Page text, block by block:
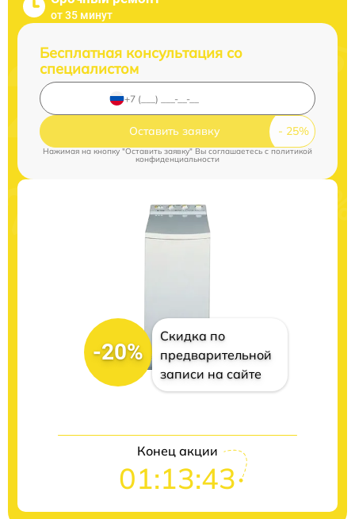
от 35 минут
Бесплатная консультация со
специалистом
Оставить заявку
Нажимая на кнопку "Оставить заявку" Вы соглашаетесь cполитикой
конфиденциальности
-20%
Скидка по
предварительной
записи на сайте
Конец акции
01:13:42